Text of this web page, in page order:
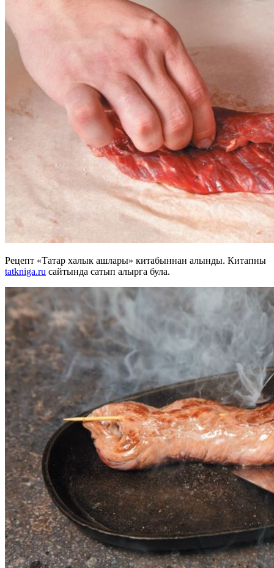
Рецепт «Татар халык ашлары» китабыннан алынды. Китапны
tatkniga.ru сайтында сатып алырга була.